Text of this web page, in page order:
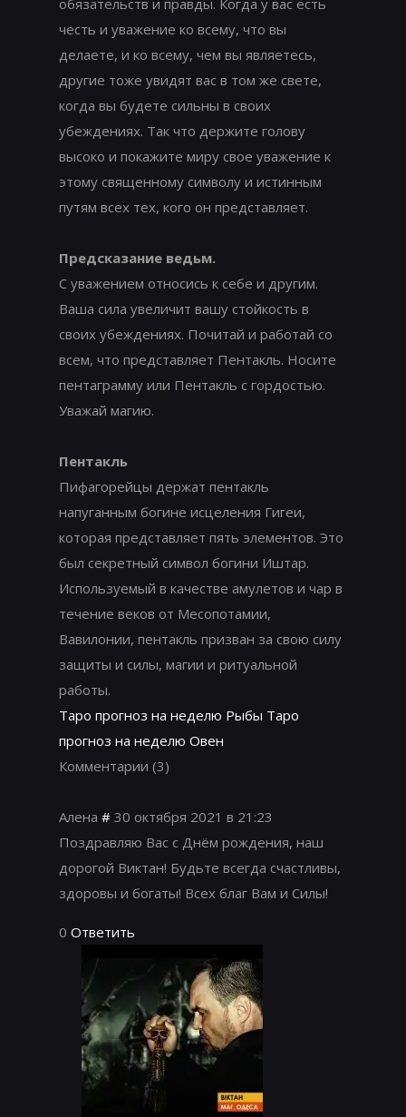
обязательств и правды. Когда у вас есть
честь и уважение ко всему, что вы
делаете, и ко всему, чем вы являетесь,
другие тоже увидят вас в том же свете,
когда вы будете сильны в своих
убеждениях. Так что держите голову
высоко и покажите миру свое уважение к
этому священному символу и истинным
путям всех тех, кого он представляет.
Предсказание ведьм.
С уважением относись к себе и другим.
Ваша сила увеличит вашу стойкость в
своих убеждениях. Почитай и работай со
всем, что представляет Пентакль. Носите
пентаграмму или Пентакль с гордостью.
Уважай магию.
Пентакль
Пифагорейцы держат пентакль
напуганным богине исцеления Гигеи,
которая представляет пять элементов. Это
был секретный символ богини Иштар.
Используемый в качестве амулетов и чар в
течение веков от Месопотамии,
Вавилонии, пентакль призван за свою силу
защиты и силы, магии и ритуальной
работы.
Таро прогноз на неделю Рыбы Таро
прогноз на неделю Овен
Комментарии (3)
Алена # 30 октября 2021 в 21:23
Поздравляю Вас с Днём рождения, наш
дорогой Виктан! Будьте всегда счастливы,
здоровы и богаты! Всех благ Вам и Силы!
0 Ответить